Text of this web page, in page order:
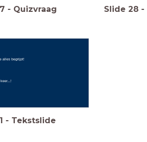
- Quizvraag Slide 28 -
alles begrijpt!
keer...!
- Tekstslide